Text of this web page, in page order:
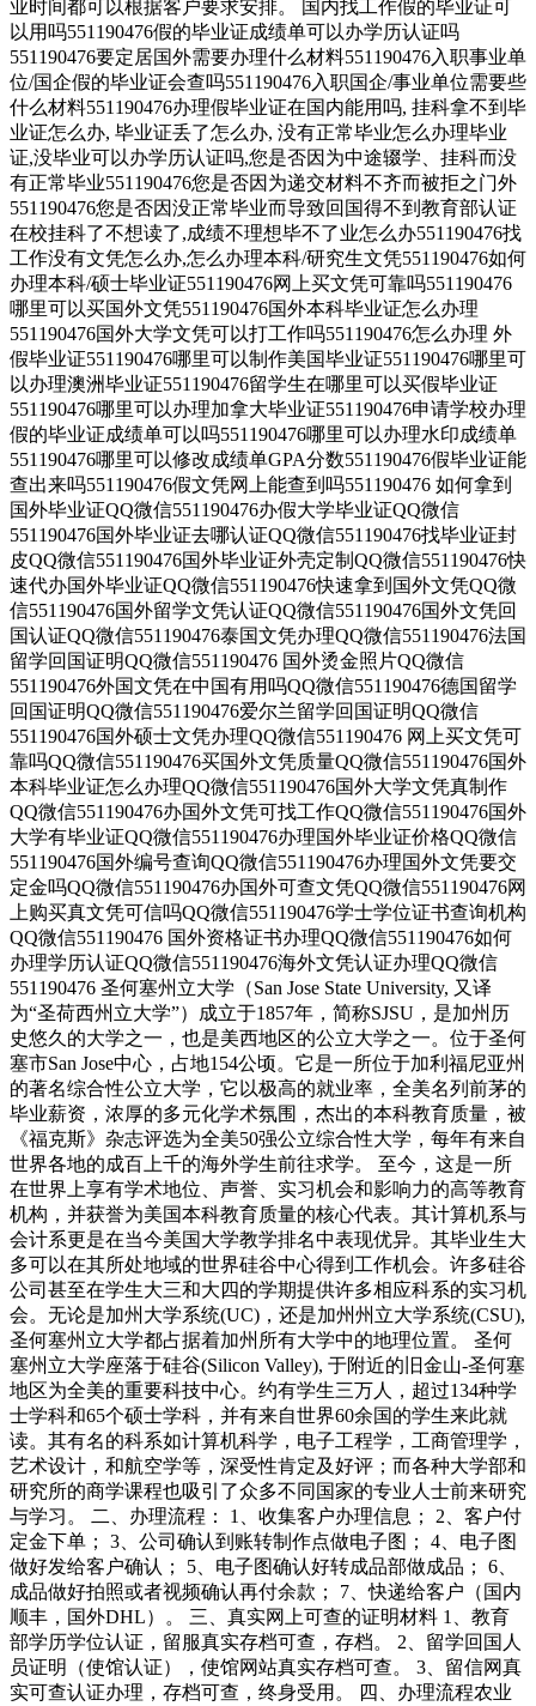
业时间都可以根据客户要求安排。 国内找工作假的毕业证可
以用吗551190476假的毕业证成绩单可以办学历认证吗
551190476要定居国外需要办理什么材料551190476入职事业单
位/国企假的毕业证会查吗551190476入职国企/事业单位需要些
什么材料551190476办理假毕业证在国内能用吗, 挂科拿不到毕
业证怎么办, 毕业证丢了怎么办, 没有正常毕业怎么办理毕业
证,没毕业可以办学历认证吗,您是否因为中途辍学、挂科而没
有正常毕业551190476您是否因为递交材料不齐而被拒之门外
551190476您是否因没正常毕业而导致回国得不到教育部认证
在校挂科了不想读了,成绩不理想毕不了业怎么办551190476找
工作没有文凭怎么办,怎么办理本科/研究生文凭551190476如何
办理本科/硕士毕业证551190476网上买文凭可靠吗551190476
哪里可以买国外文凭551190476国外本科毕业证怎么办理
551190476国外大学文凭可以打工作吗551190476怎么办理 外
假毕业证551190476哪里可以制作美国毕业证551190476哪里可
以办理澳洲毕业证551190476留学生在哪里可以买假毕业证
551190476哪里可以办理加拿大毕业证551190476申请学校办理
假的毕业证成绩单可以吗551190476哪里可以办理水印成绩单
551190476哪里可以修改成绩单GPA分数551190476假毕业证能
查出来吗551190476假文凭网上能查到吗551190476 如何拿到
国外毕业证QQ微信551190476办假大学毕业证QQ微信
551190476国外毕业证去哪认证QQ微信551190476找毕业证封
皮QQ微信551190476国外毕业证外壳定制QQ微信551190476快
速代办国外毕业证QQ微信551190476快速拿到国外文凭QQ微
信551190476国外留学文凭认证QQ微信551190476国外文凭回
国认证QQ微信551190476泰国文凭办理QQ微信551190476法国
留学回国证明QQ微信551190476 国外烫金照片QQ微信
551190476外国文凭在中国有用吗QQ微信551190476德国留学
回国证明QQ微信551190476爱尔兰留学回国证明QQ微信
551190476国外硕士文凭办理QQ微信551190476 网上买文凭可
靠吗QQ微信551190476买国外文凭质量QQ微信551190476国外
本科毕业证怎么办理QQ微信551190476国外大学文凭真制作
QQ微信551190476办国外文凭可找工作QQ微信551190476国外
大学有毕业证QQ微信551190476办理国外毕业证价格QQ微信
551190476国外编号查询QQ微信551190476办理国外文凭要交
定金吗QQ微信551190476办国外可查文凭QQ微信551190476网
上购买真文凭可信吗QQ微信551190476学士学位证书查询机构
QQ微信551190476 国外资格证书办理QQ微信551190476如何
办理学历认证QQ微信551190476海外文凭认证办理QQ微信
551190476 圣何塞州立大学（San Jose State University, 又译
为“圣荷西州立大学”）成立于1857年，简称SJSU，是加州历
史悠久的大学之一，也是美西地区的公立大学之一。位于圣何
塞市San Jose中心，占地154公顷。它是一所位于加利福尼亚州
的著名综合性公立大学，它以极高的就业率，全美名列前茅的
毕业薪资，浓厚的多元化学术氛围，杰出的本科教育质量，被
《福克斯》杂志评选为全美50强公立综合性大学，每年有来自
世界各地的成百上千的海外学生前往求学。 至今，这是一所
在世界上享有学术地位、声誉、实习机会和影响力的高等教育
机构，并获誉为美国本科教育质量的核心代表。其计算机系与
会计系更是在当今美国大学教学排名中表现优异。其毕业生大
多可以在其所处地域的世界硅谷中心得到工作机会。许多硅谷
公司甚至在学生大三和大四的学期提供许多相应科系的实习机
会。无论是加州大学系统(UC)，还是加州州立大学系统(CSU),
圣何塞州立大学都占据着加州所有大学中的地理位置。 圣何
塞州立大学座落于硅谷(Silicon Valley), 于附近的旧金山-圣何塞
地区为全美的重要科技中心。约有学生三万人，超过134种学
士学科和65个硕士学科，并有来自世界60余国的学生来此就
读。其有名的科系如计算机科学，电子工程学，工商管理学，
艺术设计，和航空学等，深受性肯定及好评；而各种大学部和
研究所的商学课程也吸引了众多不同国家的专业人士前来研究
与学习。 二、办理流程： 1、收集客户办理信息； 2、客户付
定金下单； 3、公司确认到账转制作点做电子图； 4、电子图
做好发给客户确认； 5、电子图确认好转成品部做成品； 6、
成品做好拍照或者视频确认再付余款； 7、快递给客户（国内
顺丰，国外DHL）。 三、真实网上可查的证明材料 1、教育
部学历学位认证，留服真实存档可查，存档。 2、留学回国人
员证明（使馆认证），使馆网站真实存档可查。 3、留信网真
实可查认证办理，存档可查，终身受用。 四、办理流程农业